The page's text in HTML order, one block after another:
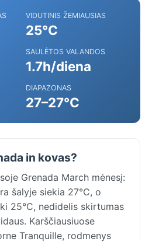
VIDUTINIS ŽEMIAUSIAS
25°C
SAULĖTOS VALANDOS
1.7h/diena
DIAPAZONAS
27–27°C
in kovas?
Grenada March mėnesį:
šalyje siekia 27°C, o
25°C, nedidelis skirtumas
Karščiausiuose
Tranquille, rodmenys